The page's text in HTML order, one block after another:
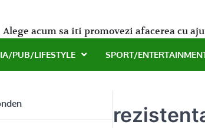
acum sa iti promovezi afacerea cu
PUB/LIFESTYLE SPORT/
de viata si